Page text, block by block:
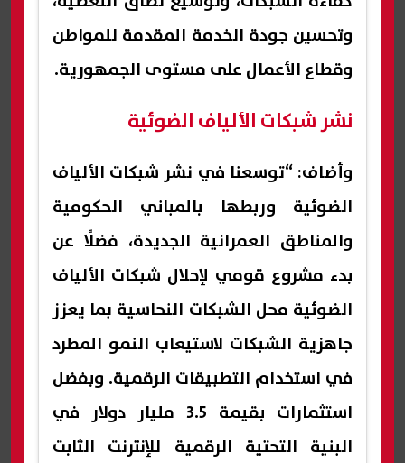
وتحسين جودة الخدمة المقدمة للمواطن
وقطاع الأعمال على مستوى الجمهورية.
نشر شبكات الألياف الضوئية
وأضاف: “توسعنا في نشر شبكات الألياف
الضوئية وربطها بالمباني الحكومية
والمناطق العمرانية الجديدة، فضلًا عن
بدء مشروع قومي لإحلال شبكات الألياف
الضوئية محل الشبكات النحاسية بما يعزز
جاهزية الشبكات لاستيعاب النمو المطرد
في استخدام التطبيقات الرقمية. وبفضل
استثمارات بقيمة 3.5 مليار دولار في
البنية التحتية الرقمية للإنترنت الثابت